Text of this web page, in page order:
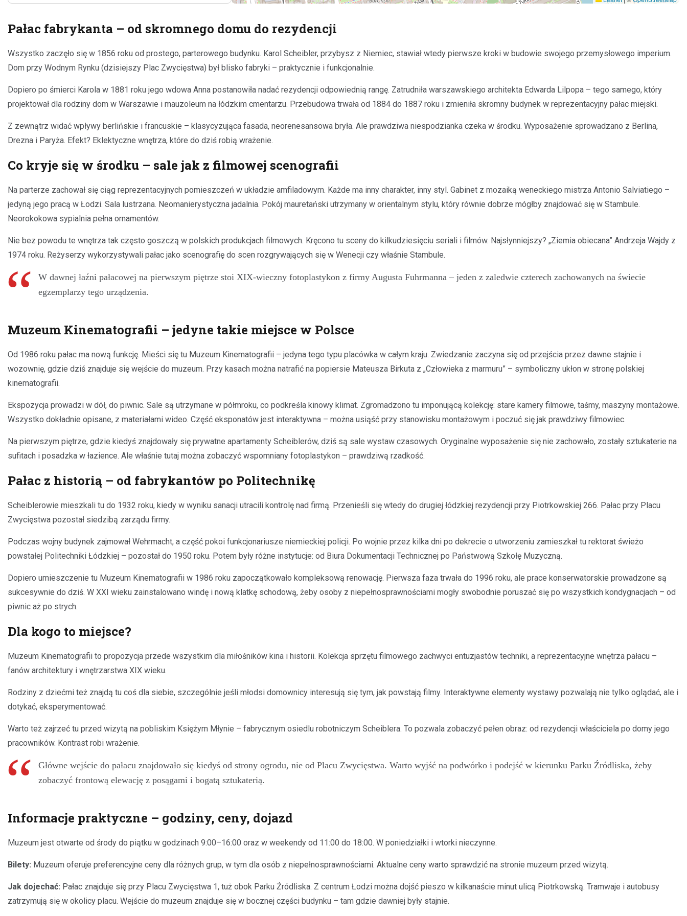
Pałac fabrykanta – od skromnego domu do rezydencji
Wszystko zaczęło się w 1856 roku od prostego, parterowego budynku. Karol Scheibler, przybysz z Niemiec, stawiał wtedy pierwsze kroki w budowie swojego przemysłowego imperium.
Dom przy Wodnym Rynku (dzisiejszy Plac Zwycięstwa) był blisko fabryki – praktycznie i funkcjonalnie.
Dopiero po śmierci Karola w 1881 roku jego wdowa Anna postanowiła nadać rezydencji odpowiednią rangę. Zatrudniła warszawskiego architekta Edwarda Lilpopa – tego samego, który
projektował dla rodziny dom w Warszawie i mauzoleum na łódzkim cmentarzu. Przebudowa trwała od 1884 do 1887 roku i zmieniła skromny budynek w reprezentacyjny pałac miejski.
Z zewnątrz widać wpływy berlińskie i francuskie – klasycyzująca fasada, neorenesansowa bryła. Ale prawdziwa niespodzianka czeka w środku. Wyposażenie sprowadzano z Berlina,
Drezna i Paryża. Efekt? Eklektyczne wnętrza, które do dziś robią wrażenie.
Co kryje się w środku – sale jak z filmowej scenografii
Na parterze zachował się ciąg reprezentacyjnych pomieszczeń w układzie amfiladowym. Każde ma inny charakter, inny styl. Gabinet z mozaiką weneckiego mistrza Antonio Salviatiego –
jedyną jego pracą w Łodzi. Sala lustrzana. Neomanierystyczna jadalnia. Pokój mauretański utrzymany w orientalnym stylu, który równie dobrze mógłby znajdować się w Stambule.
Neorokokowa sypialnia pełna ornamentów.
Nie bez powodu te wnętrza tak często goszczą w polskich produkcjach filmowych. Kręcono tu sceny do kilkudziesięciu seriali i filmów. Najsłynniejszy? „Ziemia obiecana” Andrzeja Wajdy z
1974 roku. Reżyserzy wykorzystywali pałac jako scenografię do scen rozgrywających się w Wenecji czy właśnie Stambule.
W dawnej łaźni pałacowej na pierwszym piętrze stoi XIX-wieczny fotoplastykon z firmy Augusta Fuhrmanna – jeden z zaledwie czterech zachowanych na świecie
egzemplarzy tego urządzenia.
Muzeum Kinematografii – jedyne takie miejsce w Polsce
Od 1986 roku pałac ma nową funkcję. Mieści się tu Muzeum Kinematografii – jedyna tego typu placówka w całym kraju. Zwiedzanie zaczyna się od przejścia przez dawne stajnie i
wozownię, gdzie dziś znajduje się wejście do muzeum. Przy kasach można natrafić na popiersie Mateusza Birkuta z „Człowieka z marmuru” – symboliczny ukłon w stronę polskiej
kinematografii.
Ekspozycja prowadzi w dół, do piwnic. Sale są utrzymane w półmroku, co podkreśla kinowy klimat. Zgromadzono tu imponującą kolekcję: stare kamery filmowe, taśmy, maszyny montażowe.
Wszystko dokładnie opisane, z materiałami wideo. Część eksponatów jest interaktywna – można usiąść przy stanowisku montażowym i poczuć się jak prawdziwy filmowiec.
Na pierwszym piętrze, gdzie kiedyś znajdowały się prywatne apartamenty Scheiblerów, dziś są sale wystaw czasowych. Oryginalne wyposażenie się nie zachowało, zostały sztukaterie na
sufitach i posadzka w łazience. Ale właśnie tutaj można zobaczyć wspomniany fotoplastykon – prawdziwą rzadkość.
Pałac z historią – od fabrykantów po Politechnikę
Scheiblerowie mieszkali tu do 1932 roku, kiedy w wyniku sanacji utracili kontrolę nad firmą. Przenieśli się wtedy do drugiej łódzkiej rezydencji przy Piotrkowskiej 266. Pałac przy Placu
Zwycięstwa pozostał siedzibą zarządu firmy.
Podczas wojny budynek zajmował Wehrmacht, a część pokoi funkcjonariusze niemieckiej policji. Po wojnie przez kilka dni po dekrecie o utworzeniu zamieszkał tu rektorat świeżo
powstałej Politechniki Łódzkiej – pozostał do 1950 roku. Potem były różne instytucje: od Biura Dokumentacji Technicznej po Państwową Szkołę Muzyczną.
Dopiero umieszczenie tu Muzeum Kinematografii w 1986 roku zapoczątkowało kompleksową renowację. Pierwsza faza trwała do 1996 roku, ale prace konserwatorskie prowadzone są
sukcesywnie do dziś. W XXI wieku zainstalowano windę i nową klatkę schodową, żeby osoby z niepełnosprawnościami mogły swobodnie poruszać się po wszystkich kondygnacjach – od
piwnic aż po strych.
Dla kogo to miejsce?
Muzeum Kinematografii to propozycja przede wszystkim dla miłośników kina i historii. Kolekcja sprzętu filmowego zachwyci entuzjastów techniki, a reprezentacyjne wnętrza pałacu –
fanów architektury i wnętrzarstwa XIX wieku.
Rodziny z dziećmi też znajdą tu coś dla siebie, szczególnie jeśli młodsi domownicy interesują się tym, jak powstają filmy. Interaktywne elementy wystawy pozwalają nie tylko oglądać, ale i
dotykać, eksperymentować.
Warto też zajrzeć tu przed wizytą na pobliskim Księżym Młynie – fabrycznym osiedlu robotniczym Scheiblera. To pozwala zobaczyć pełen obraz: od rezydencji właściciela po domy jego
pracowników. Kontrast robi wrażenie.
Główne wejście do pałacu znajdowało się kiedyś od strony ogrodu, nie od Placu Zwycięstwa. Warto wyjść na podwórko i podejść w kierunku Parku Źródliska, żeby
zobaczyć frontową elewację z posągami i bogatą sztukaterią.
Informacje praktyczne – godziny, ceny, dojazd
Muzeum jest otwarte od środy do piątku w godzinach 9:00–16:00 oraz w weekendy od 11:00 do 18:00. W poniedziałki i wtorki nieczynne.
Bilety: Muzeum oferuje preferencyjne ceny dla różnych grup, w tym dla osób z niepełnosprawnościami. Aktualne ceny warto sprawdzić na stronie muzeum przed wizytą.
Jak dojechać: Pałac znajduje się przy Placu Zwycięstwa 1, tuż obok Parku Źródliska. Z centrum Łodzi można dojść pieszo w kilkanaście minut ulicą Piotrkowską. Tramwaje i autobusy
zatrzymują się w okolicy placu. Wejście do muzeum znajduje się w bocznej części budynku – tam gdzie dawniej były stajnie.